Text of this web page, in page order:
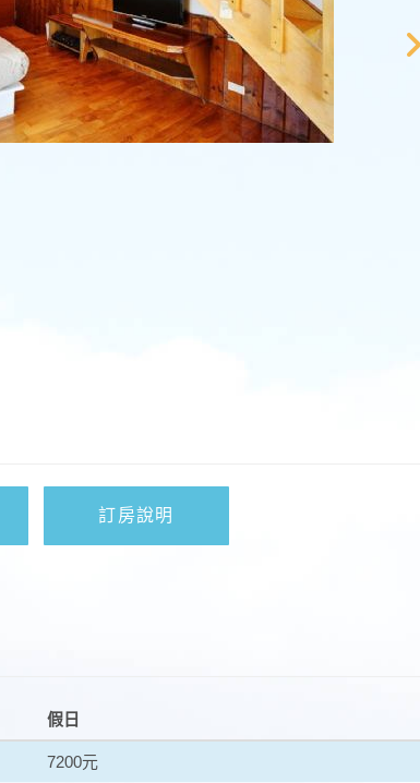
訂房說明
假日
7200元